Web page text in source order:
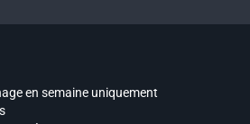
en semaine uniquement